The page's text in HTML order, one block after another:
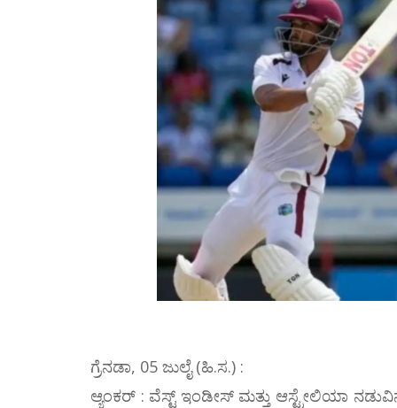
ಗ್ರೆನಡಾ, 05 ಜುಲೈ (ಹಿ.ಸ.) :
ಆ್ಯಂಕರ್ : ವೆಸ್ಟ್ ಇಂಡೀಸ್ ಮತ್ತು ಆಸ್ಟ್ರೇಲಿಯಾ